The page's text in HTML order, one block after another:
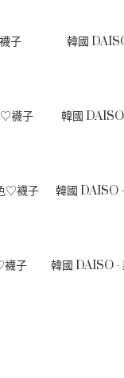
子
韓國
襪子
韓國
♡襪子
韓國 DAISO
襪子